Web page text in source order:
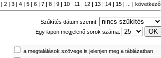
| 2 | 3 | 4 | 5 | 6 | 7 | 8 | 9 | 10 | 11 | 12 | 13 | 14 | 15 | ... | következő
Szűkítés dátum szerint:
Egy lapon megjelenő sorok száma:
a megtalálások szövege is jelenjen meg a táblázatban